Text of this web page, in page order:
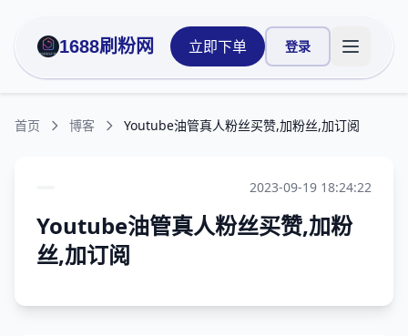
1688刷粉网 立即下单 登录 打开主
首页 博客 Youtube油管真人粉丝买赞,加粉丝,加订阅
2023-09-19 18:24:22
Youtube油管真人粉丝买赞,加粉
丝,加订阅